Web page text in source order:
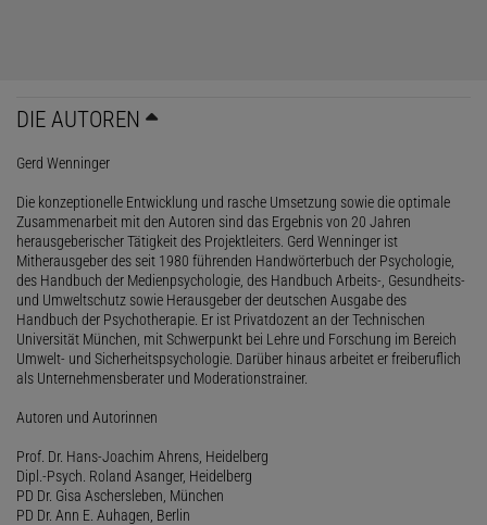
DIE AUTOREN
Gerd Wenninger
Die konzeptionelle Entwicklung und rasche Umsetzung sowie die optimale
Zusammenarbeit mit den Autoren sind das Ergebnis von 20 Jahren
herausgeberischer Tätigkeit des Projektleiters. Gerd Wenninger ist
Mitherausgeber des seit 1980 führenden Handwörterbuch der Psychologie,
des Handbuch der Medienpsychologie, des Handbuch Arbeits-, Gesundheits-
und Umweltschutz sowie Herausgeber der deutschen Ausgabe des
Handbuch der Psychotherapie. Er ist Privatdozent an der Technischen
Universität München, mit Schwerpunkt bei Lehre und Forschung im Bereich
Umwelt- und Sicherheitspsychologie. Darüber hinaus arbeitet er freiberuflich
als Unternehmensberater und Moderationstrainer.
Autoren und Autorinnen
Prof. Dr. Hans-Joachim Ahrens, Heidelberg
Dipl.-Psych. Roland Asanger, Heidelberg
PD Dr. Gisa Aschersleben, München
PD Dr. Ann E. Auhagen, Berlin